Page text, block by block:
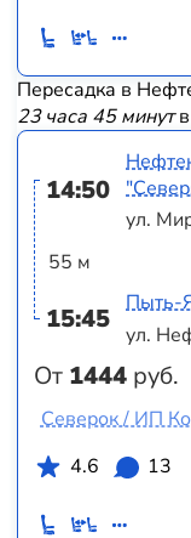
Пересадка в
23 часа 45 минутв
14:50
55 м
15:45
От 1444 руб.
ул.
Пыть-
ул.
Северок / ИП
4.6
13